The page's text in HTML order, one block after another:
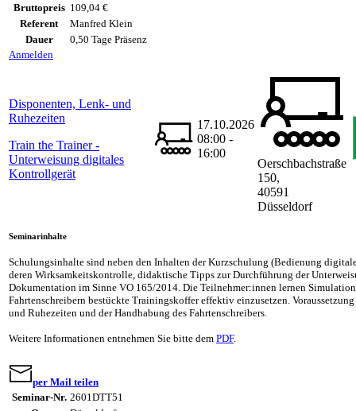
Bruttopreis 109,04 €
Referent
Manfred Klein
Dauer
0,50 Tage Präsenz
Anmelden
Disponenten, Lenk- und
Ruhezeiten
Train the Trainer -
Unterweisung digitales
Kontrollgerät
17.10.2026
08:00 -
16:00
Oerschbachstraße
150,
40591
Düsseldorf
Seminarinhalte
Schulungsinhalte sind neben den Inhalten der Kurzschulung (Bedienung
deren Wirksamkeitskontrolle, didaktische Tipps zur Durchführung der
Dokumentation im Sinne VO 165/2014. Die Teilnehmer:innen lernen
Fahrtenschreibern bestückte Trainingskoffer effektiv einzusetzen.
und Ruhezeiten und der Handhabung des Fahrtenschreibers.
Weitere Informationen entnehmen Sie bitte dem PDF.
per Mail teilen
Seminar-Nr. 2601DTT51